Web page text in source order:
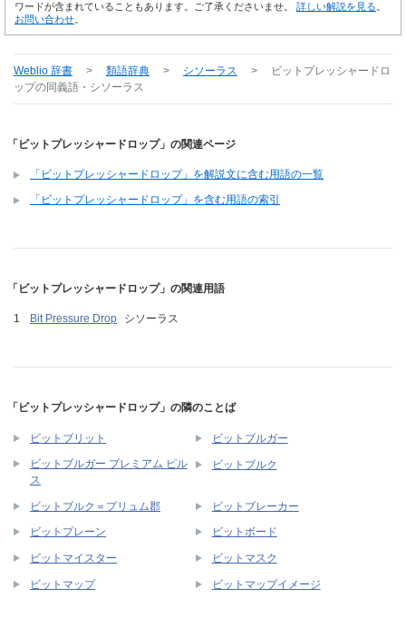
ワードが含まれていることもあります。ご了承くださいませ。 詳しい解説を見る
お問い合わせ
Weblio 辞書 > 類語辞典 > シソーラス >
ビットプレッシャードロ
ップの同義語・シソーラス
「ビットプレッシャードロップ」の関連ページ
「ビットプレッシャードロップ」を解説文に含む用語の一覧
「ビットプレッシャードロップ」を含む用語の索引
「ビットプレッシャードロップ」の関連用語
Bit Pressure Drop シソーラス
「ビットプレッシャードロップ」の隣のことば
ビットブリット
ビットブルガー
ビットブルガー プレミアム ピル
ス
ビットブルク
ビットブルク＝プリュム郡 ビットブレーカー
ビットプレーン ビットボード
ビットマイスター ビットマスク
ビットマップ ビットマップイメージ